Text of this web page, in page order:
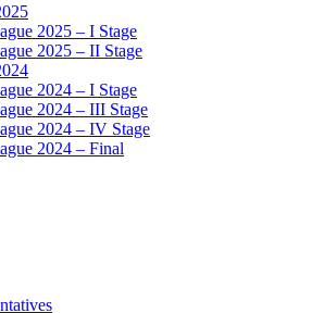
2025 – I Stage
2025 – II Stage
2024 – I Stage
2024 – III Stage
2024 – IV Stage
2024 – Final